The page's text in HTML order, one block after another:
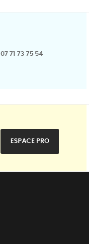
07 71 73 75 54
ESPACE PRO